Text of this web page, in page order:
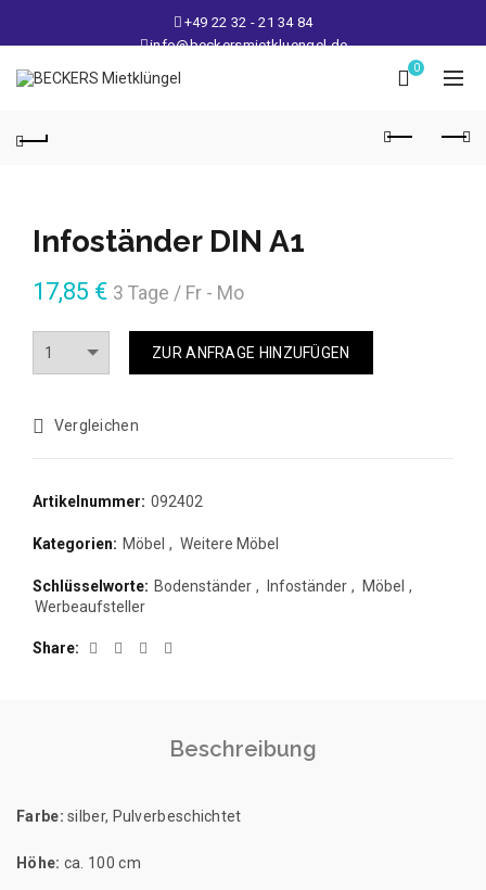
+49 22 32 - 21 34 84
info@beckersmietkluengel.de
Lager: Gutenbergstraße 1 - 50389 Wesseling
Mo - Fr: 9 – 17 Uhr, Sa: 9 – 12 Uhr
0
Infoständer DIN A1
17,85 € 3 Tage / Fr - Mo
ZUR ANFRAGE HINZUFÜGEN
Vergleichen
Artikelnummer: 092402
Kategorien: Möbel , Weitere Möbel
Schlüsselworte: Bodenständer , Infoständer , Möbel ,
Werbeaufsteller
Share
Beschreibung
Farbe: silber, Pulverbeschichtet
Höhe: ca. 100 cm